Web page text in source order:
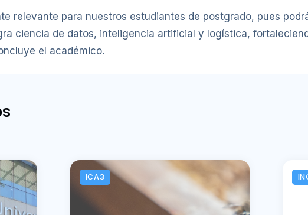
relevante para nuestros estudiantes de postgrado, pues
ciencia de datos, inteligencia artificial y logística,
el académico.
ICA3